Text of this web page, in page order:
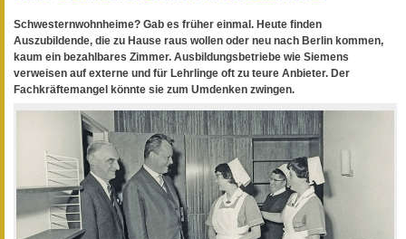
Schwesternwohnheime? Gab es früher einmal. Heute finden
Auszubildende, die zu Hause raus wollen oder neu nach Berlin kommen,
kaum ein bezahlbares Zimmer. Ausbildungsbetriebe wie Siemens
verweisen auf externe und für Lehrlinge oft zu teure Anbieter. Der
Fachkräftemangel könnte sie zum Umdenken zwingen.